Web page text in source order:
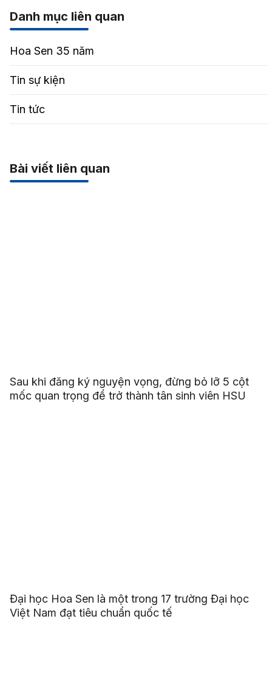
Danh mục liên quan
Hoa Sen 35 năm
Tin sự kiện
Tin tức
Bài viết liên quan
Sau khi đăng ký nguyện vọng, đừng bỏ lỡ 5 cột
mốc quan trọng để trở thành tân sinh viên HSU
Đại học Hoa Sen là một trong 17 trường Đại học
Việt Nam đạt tiêu chuẩn quốc tế